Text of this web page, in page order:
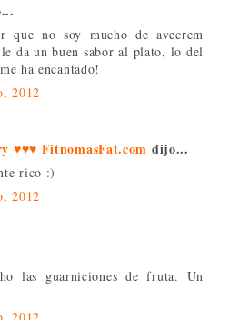
que no soy mucho de avecrem
da un buen sabor al plato, lo del
ha encantado!
2012
♥♥♥ FitnomasFat.com dijo...
rico :)
2012
las guarniciones de fruta. Un